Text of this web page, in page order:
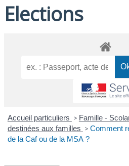
Elections
Accueil particuliers > Famille -
destinées aux familles > Comment
de la Caf ou de la MSA ?